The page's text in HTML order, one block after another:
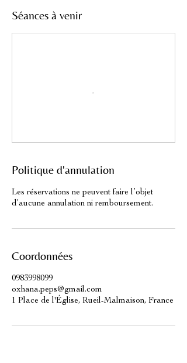
Séances à venir
Politique d'annulation
Les réservations ne peuvent faire l’objet
d’aucune annulation ni remboursement.
Coordonnées
0983998099
oxhana.peps@gmail.com
1 Place de l'Église, Rueil-Malmaison, France